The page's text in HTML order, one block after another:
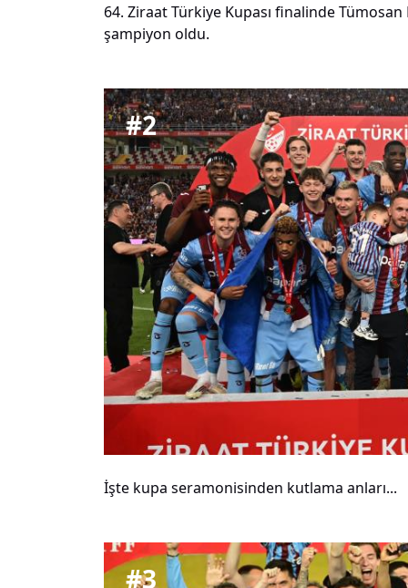
64. Ziraat Türkiye Kupası finalinde
şampiyon oldu.
#2
İşte kupa seramonisinden kutlama anları...
#3